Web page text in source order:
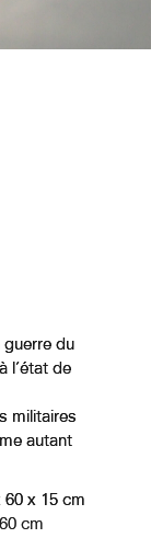
guerre du
l’état de
militaires
autant
x 15 cm
cm
Avec Une